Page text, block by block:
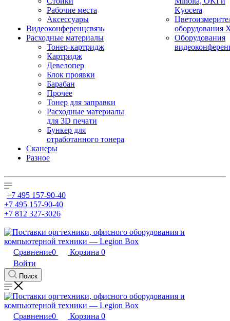
Рабочие места
Аксессуары
Видеоконференцсвязь
Расходные материалы
Тонер-картридж
Картридж
Девелопер
Блок проявки
Барабан
Прочее
Тонер для заправки
Расходные материалы
для 3D печати
Бункер для
отработанного тонера
Сканеры
Разное
Kyocera
оборудования
Оборудования
+7 495 157-90-40
+7 495 157-90-40
+7 812 327-3026
Сравнение0 Корзина 0
Войти
Поиск
Сравнение0 Корзина 0